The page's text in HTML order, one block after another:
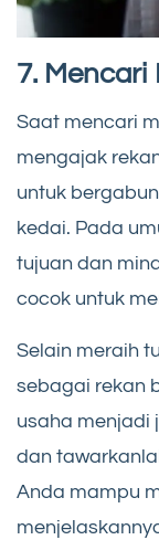
7. Mencari
Saat mencari
mengajak
untuk
kedai. Pada
tujuan dan
cocok untuk
Selain meraih
sebagai rekan
usaha menjadi
dan
Anda mampu